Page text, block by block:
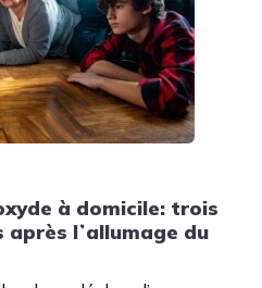
à domicile: trois
après lʼallumage du